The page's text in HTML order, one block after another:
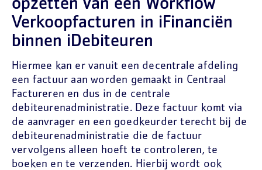
opzetten van een Workflow
Verkoopfacturen in iFinanciën
binnen iDebiteuren
Hiermee kan er vanuit een decentrale afdeling
een factuur aan worden gemaakt in Centraal
Factureren en dus in de centrale
debiteurenadministratie. Deze factuur komt via
de aanvrager en een goedkeurder terecht bij de
debiteurenadministratie die de factuur
vervolgens alleen hoeft te controleren, te
boeken en te verzenden. Hierbij wordt ook